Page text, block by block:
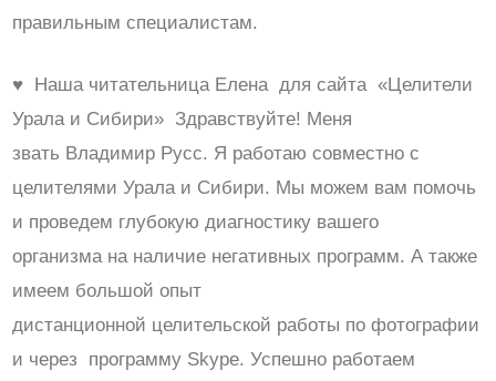
правильным специалистам.
♥ Наша читательница Елена для сайта «Целители
Урала и Сибири» Здравствуйте! Меня
звать Владимир Русс. Я работаю совместно с
целителями Урала и Сибири. Мы можем вам помочь
и проведем глубокую диагностику вашего
организма на наличие негативных программ. А также
имеем большой опыт
дистанционной целительской работы по фотографии
и через программу Skype. Успешно работаем